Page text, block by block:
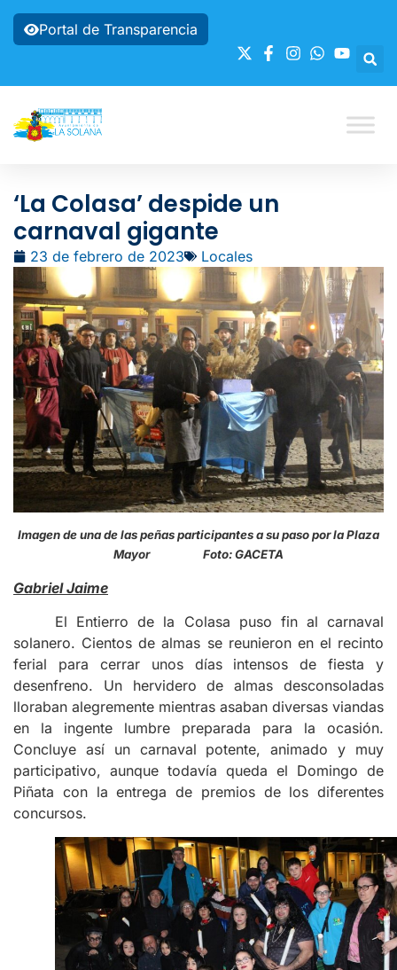
Portal de Transparencia
‘La Colasa’ despide un
carnaval gigante
23 de febrero de 2023 Locales
Imagen de una de las peñas participantes a su paso por la Plaza
Mayor Foto: GACETA
Gabriel Jaime
El Entierro de la Colasa puso fin al carnaval
solanero. Cientos de almas se reunieron en el recinto
ferial para cerrar unos días intensos de fiesta y
desenfreno. Un hervidero de almas desconsoladas
lloraban alegremente mientras asaban diversas viandas
en la ingente lumbre preparada para la ocasión.
Concluye así un carnaval potente, animado y muy
participativo, aunque todavía queda el Domingo de
Piñata con la entrega de premios de los diferentes
concursos.